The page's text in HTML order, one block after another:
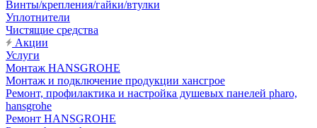
Винты/крепления/гайки/втулки
Уплотнители
Чистящие средства
Акции
Услуги
Монтаж HANSGROHE
Монтаж и подключение продукции хансгрое
Ремонт, профилактика и настройка душевых панелей pharo,
hansgrohe
Ремонт HANSGROHE